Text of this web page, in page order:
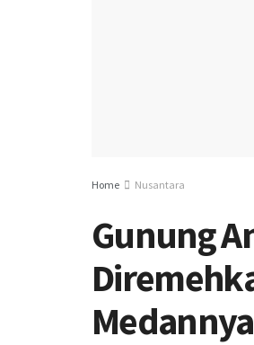
Home Nusantara
Gunung